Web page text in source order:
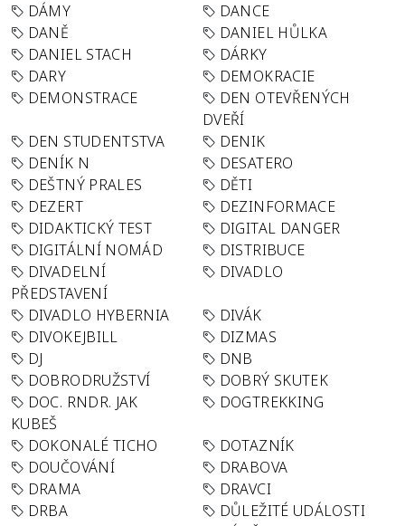
DÁMY
DANCE
DANĚ
DANIEL HŮLKA
DANIEL STACH
DÁRKY
DARY
DEMOKRACIE
DEMONSTRACE
DEN OTEVŘENÝCH
DVEŘÍ
DEN STUDENTSTVA
DENIK
DENÍK N
DESATERO
DEŠTNÝ PRALES
DĚTI
DEZERT
DEZINFORMACE
DIDAKTICKÝ TEST
DIGITAL DANGER
DIGITÁLNÍ NOMÁD
DISTRIBUCE
DIVADELNÍ
PŘEDSTAVENÍ
DIVADLO
DIVADLO HYBERNIA
DIVÁK
DIVOKEJBILL
DIZMAS
DJ
DNB
DOBRODRUŽSTVÍ
DOBRÝ SKUTEK
DOC. RNDR. JAK
KUBEŠ
DOGTREKKING
DOKONALÉ TICHO
DOTAZNÍK
DOUČOVÁNÍ
DRABOVA
DRAMA
DRAVCI
DRBA
DŮLEŽITÉ UDÁLOSTI